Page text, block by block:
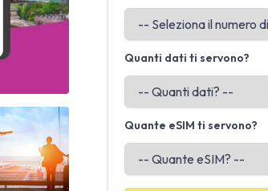
Angled view
Quanti dati ti servono?
Quante eSIM ti servono?